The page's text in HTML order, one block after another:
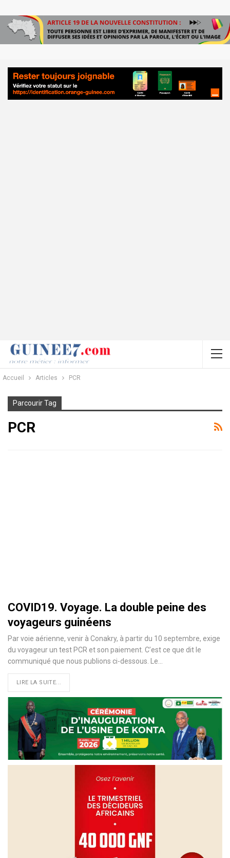
Accueil Articles PCR
Parcourir Tag
PCR
COVID19. Voyage. La double peine des
voyageurs guinéens
Par voie aérienne, venir à Conakry, à partir du 10 septembre, exige
du voyageur un test PCR et son paiement. C’est ce que dit le
communiqué que nous publions ci-dessous. Le…
LIRE LA SUITE...